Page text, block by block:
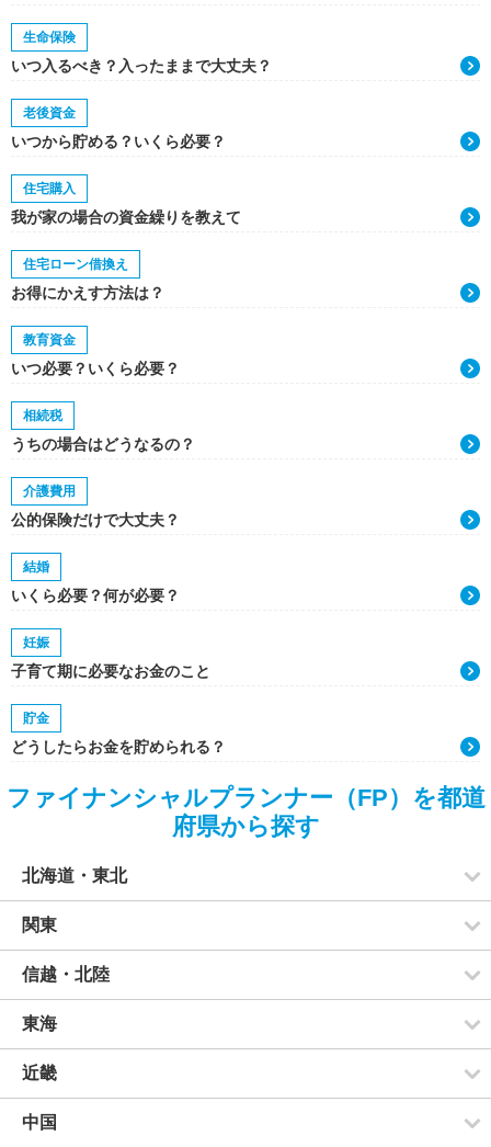
生命保険
いつ入るべき？入ったままで大丈夫？
老後資金
いつから貯める？いくら必要？
住宅購入
我が家の場合の資金繰りを教えて
住宅ローン借換え
お得にかえす方法は？
教育資金
いつ必要？いくら必要？
相続税
うちの場合はどうなるの？
介護費用
公的保険だけで大丈夫？
結婚
いくら必要？何が必要？
妊娠
子育て期に必要なお金のこと
貯金
どうしたらお金を貯められる？
ファイナンシャルプランナー（FP）を都道
府県から探す
北海道・東北
関東
信越・北陸
東海
近畿
中国